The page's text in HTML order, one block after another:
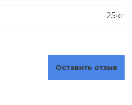
25кг
Оставить отзыв